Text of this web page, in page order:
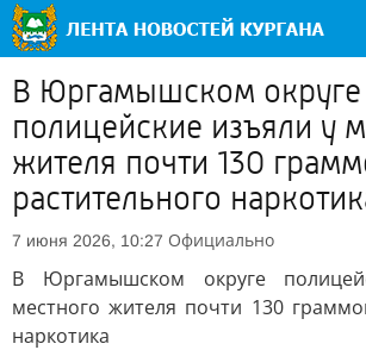
В Юргамышском округе
полицейские изъяли у
жителя почти 130
растительного
7 июня 2026, 10:27 Официально
В Юргамышском округе
местного жителя почти 130
наркотика